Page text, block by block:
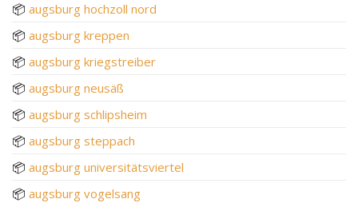
📦 augsburg hochzoll nord
📦 augsburg kreppen
📦 augsburg kriegstreiber
📦 augsburg neusäß
📦 augsburg schlipsheim
📦 augsburg steppach
📦 augsburg universitätsviertel
📦 augsburg vogelsang